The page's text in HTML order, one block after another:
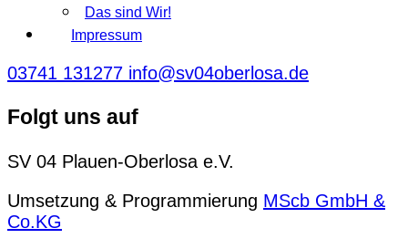
Das sind Wir!
Impressum
03741 131277 info@sv04oberlosa.de
Folgt uns auf
SV 04 Plauen-Oberlosa e.V.
Umsetzung & Programmierung MScb GmbH &
Co.KG